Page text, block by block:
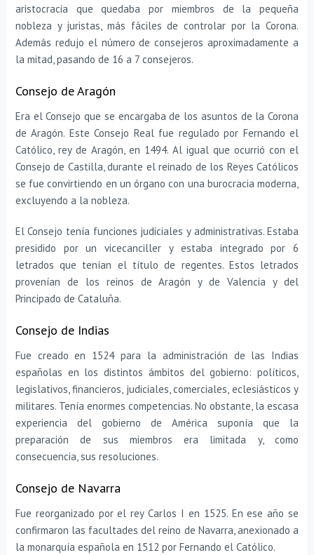
aristocracia que quedaba por miembros de la pequeña
nobleza y juristas, más fáciles de controlar por la Corona.
Además redujo el número de consejeros aproximadamente a
la mitad, pasando de 16 a 7 consejeros.
Consejo de Aragón
Era el Consejo que se encargaba de los asuntos de la Corona
de Aragón. Este Consejo Real fue regulado por Fernando el
Católico, rey de Aragón, en 1494. Al igual que ocurrió con el
Consejo de Castilla, durante el reinado de los Reyes Católicos
se fue convirtiendo en un órgano con una burocracia moderna,
excluyendo a la nobleza.
El Consejo tenía funciones judiciales y administrativas. Estaba
presidido por un vicecanciller y estaba integrado por 6
letrados que tenían el título de regentes. Estos letrados
provenían de los reinos de Aragón y de Valencia y del
Principado de Cataluña.
Consejo de Indias
Fue creado en 1524 para la administración de las Indias
españolas en los distintos ámbitos del gobierno: políticos,
legislativos, financieros, judiciales, comerciales, eclesiásticos y
militares. Tenía enormes competencias. No obstante, la escasa
experiencia del gobierno de América suponía que la
preparación de sus miembros era limitada y, como
consecuencia, sus resoluciones.
Consejo de Navarra
Fue reorganizado por el rey Carlos I en 1525. En ese año se
confirmaron las facultades del reino de Navarra, anexionado a
la monarquía española en 1512 por Fernando el Católico.